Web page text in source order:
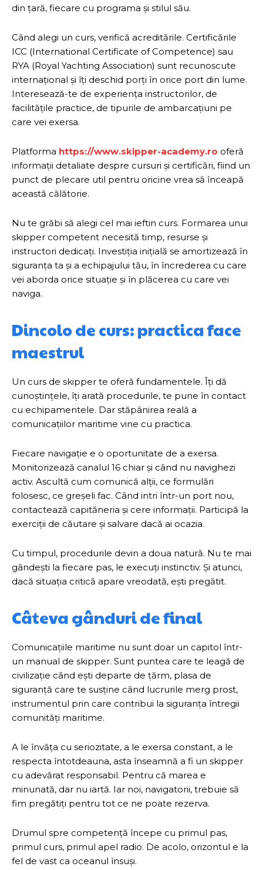
din țară, fiecare cu programa și stilul său.
Când alegi un curs, verifică acreditările. Certificările
ICC (International Certificate of Competence) sau
RYA (Royal Yachting Association) sunt recunoscute
internațional și îți deschid porți în orice port din lume.
Interesează-te de experiența instructorilor, de
facilitățile practice, de tipurile de ambarcațiuni pe
care vei exersa.
Platforma https://www.skipper-academy.ro oferă
informații detaliate despre cursuri și certificări, fiind un
punct de plecare util pentru oricine vrea să înceapă
această călătorie.
Nu te grăbi să alegi cel mai ieftin curs. Formarea unui
skipper competent necesită timp, resurse și
instructori dedicați. Investiția inițială se amortizează în
siguranța ta și a echipajului tău, în încrederea cu care
vei aborda orice situație și în plăcerea cu care vei
naviga.
Dincolo de curs: practica face
maestrul
Un curs de skipper te oferă fundamentele. Îți dă
cunoștințele, îți arată procedurile, te pune în contact
cu echipamentele. Dar stăpânirea reală a
comunicațiilor maritime vine cu practica.
Fiecare navigație e o oportunitate de a exersa.
Monitorizează canalul 16 chiar și când nu navighezi
activ. Ascultă cum comunică alții, ce formulări
folosesc, ce greșeli fac. Când intri într-un port nou,
contactează capităneria și cere informații. Participă la
exerciții de căutare și salvare dacă ai ocazia.
Cu timpul, procedurile devin a doua natură. Nu te mai
gândești la fiecare pas, le execuți instinctiv. Și atunci,
dacă situația critică apare vreodată, ești pregătit.
Câteva gânduri de final
Comunicațiile maritime nu sunt doar un capitol într-
un manual de skipper. Sunt puntea care te leagă de
civilizație când ești departe de țărm, plasa de
siguranță care te susține când lucrurile merg prost,
instrumentul prin care contribui la siguranța întregii
comunități maritime.
A le învăța cu seriozitate, a le exersa constant, a le
respecta întotdeauna, asta înseamnă a fi un skipper
cu adevărat responsabil. Pentru că marea e
minunată, dar nu iartă. Iar noi, navigatorii, trebuie să
fim pregătiți pentru tot ce ne poate rezerva.
Drumul spre competență începe cu primul pas,
primul curs, primul apel radio. De acolo, orizontul e la
fel de vast ca oceanul însuși.